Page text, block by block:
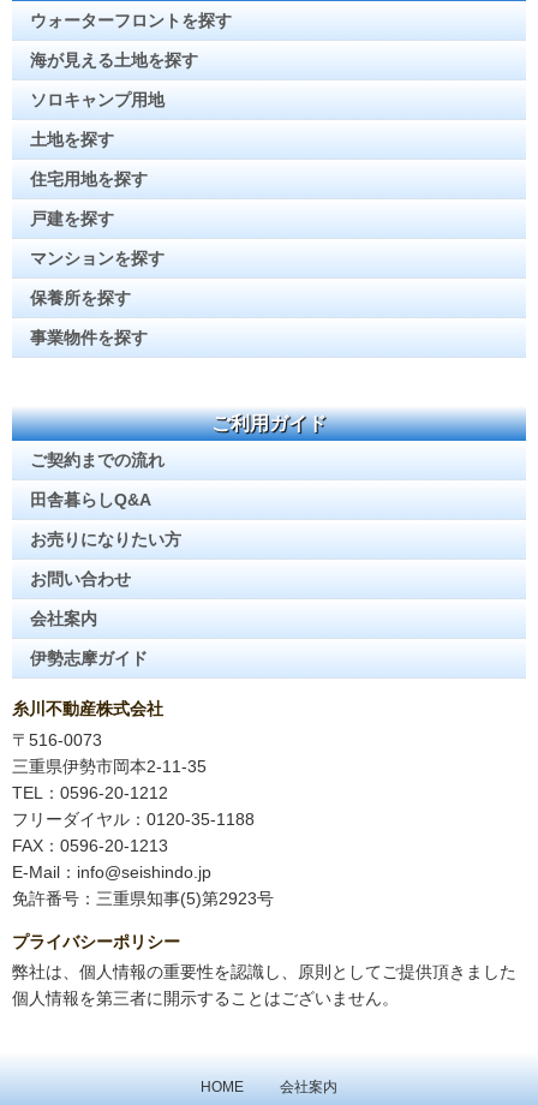
ウォーターフロントを探す
海が見える土地を探す
ソロキャンプ用地
土地を探す
住宅用地を探す
戸建を探す
マンションを探す
保養所を探す
事業物件を探す
ご利用ガイド
ご契約までの流れ
田舎暮らしQ&A
お売りになりたい方
お問い合わせ
会社案内
伊勢志摩ガイド
糸川不動産株式会社
〒516-0073
三重県伊勢市岡本2-11-35
TEL：0596-20-1212
フリーダイヤル：0120-35-1188
FAX：0596-20-1213
E-Mail：info@seishindo.jp
免許番号：三重県知事(5)第2923号
プライバシーポリシー
弊社は、個人情報の重要性を認識し、原則としてご提供頂きました
個人情報を第三者に開示することはございません。
HOME 会社案内